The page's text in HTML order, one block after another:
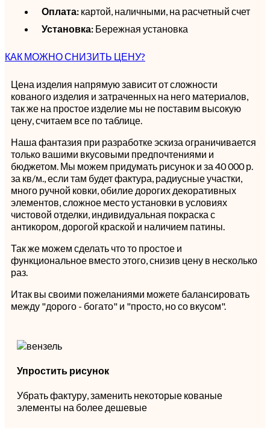
Оплата: картой, наличными, на расчетный счет
Установка: Бережная установка
КАК МОЖНО СНИЗИТЬ ЦЕНУ?
Цена изделия напрямую зависит от сложности
кованого изделия и затраченных на него материалов,
так же на простое изделие мы не поставим высокую
цену, считаем все по таблице.
Наша фантазия при разработке эскиза ограничивается
только вашими вкусовыми предпочтениями и
бюджетом. Мы можем придумать рисунок и за 40 000 р.
за кв/м., если там будет фактура, радиусные участки,
много ручной ковки, обилие дорогих декоративных
элементов, сложное место установки в условиях
чистовой отделки, индивидуальная покраска с
антикором, дорогой краской и наличием патины.
Так же можем сделать что то простое и
функциональное вместо этого, снизив цену в несколько
раз.
Итак вы своими пожеланиями можете балансировать
между "дорого - богато" и "просто, но со вкусом".
Упростить рисунок
Убрать фактуру, заменить некоторые кованые
элементы на более дешевые